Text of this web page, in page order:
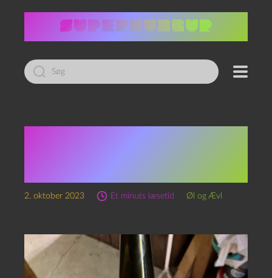
Led
efter:
2. oktober 2023 Et minuts læsetid Øl og Ævl